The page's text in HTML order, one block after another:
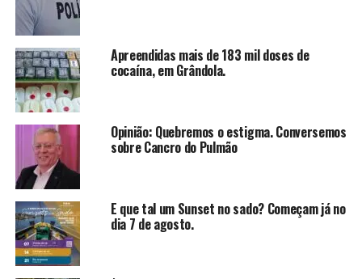
Apreendidas mais de 183 mil doses de
cocaína, em Grândola.
Opinião: Quebremos o estigma. Conversemos
sobre Cancro do Pulmão
E que tal um Sunset no sado? Começam já no
dia 7 de agosto.